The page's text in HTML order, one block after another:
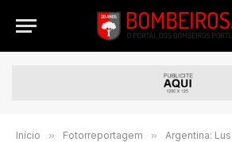
Início » Fotorreportagem » Argentina: Lusa e